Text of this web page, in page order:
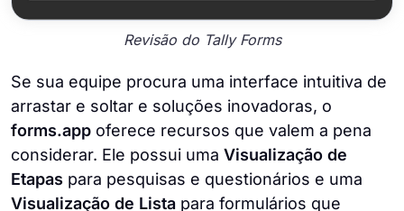
Revisão do Tally Forms
Se sua equipe procura uma interface intuitiva de
arrastar e soltar e soluções inovadoras, o
forms.app oferece recursos que valem a pena
considerar. Ele possui uma Visualização de
Etapas para pesquisas e questionários e uma
Visualização de Lista para formulários que